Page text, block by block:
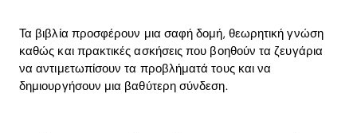
Τα βιβλία προσφέρουν μια σαφή δομή, θεωρητική γνώση
καθώς και πρακτικές ασκήσεις που βοηθούν τα ζευγάρια
να αντιμετωπίσουν τα προβλήματά τους και να
δημιουργήσουν μια βαθύτερη σύνδεση.